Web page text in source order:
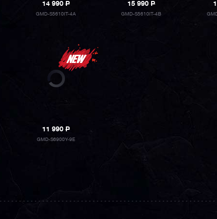
14 990P
GMD-S5610IT-4A
15 990P
GMD-S5610IT-4B
11 990P
GMD-S6900Y-9E